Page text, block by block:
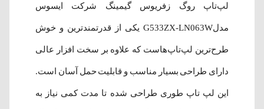
لپ‌تاپ روگ زفریوس گیمینگ شرکت ایسوس
مدلG533ZX-LN063W یکی از قدرتمندترین و خوش
طرح‌ترین لپ‌تاپ‌هاست که علاوه بر سخت افزار عالی
دارای طراحی بسیار مناسب و قابلیت حمل آسان است.
این لپ تاپ طوری طراحی شده تا مدت کمی نیاز به